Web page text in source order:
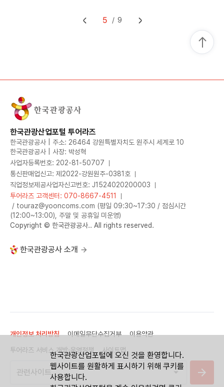
5 9
한국관광산업포털 투어라즈
한국관광공사 | 주소: 26464 강원특별자치도 원주시 세계로 10
한국관광공사 | 사장: 박성혁
사업자등록번호: 202-81-50707
통신판매업신고: 제2022-강원원주-0381호
직업정보제공사업자신고번호: J1524020200003
투어라즈 고객센터: 070-8667-4511
/ touraz@yooncoms.com (평일 09:30~17:30 / 점심시간
(12:00~13:00), 주말 및 공휴일 미운영)
Copyright © 한국관광공사.. All rights reserved.
한국관광공사 소개
개인정보 처리방침 이메일무단수집거부
이용약관
투어라즈 서비스 개방·운영정책
사이트맵
한국관광산업포털에 오신 것을 환영합니다.
웹사이트를 원활하게 표시하기 위해 쿠키를
사용합니다.